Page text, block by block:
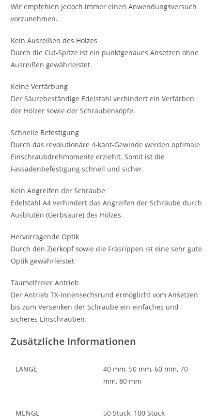
Wir empfehlen jedoch immer einen Anwendungsversuch
vorzunehmen.
Kein Ausreißen des Holzes
Durch die Cut-Spitze ist ein punktgenaues Ansetzen ohne
Ausreißen gewährleistet.
Keine Verfärbung
Der Säurebeständige Edelstahl verhindert ein Verfärben
der Hölzer sowie der Schraubenköpfe.
Schnelle Befestigung
Durch das revolutionäre 4-kant-Gewinde werden optimale
Einschraubdrehmomente erziehlt. Somit ist die
Fassadenbefestigung schnell und sicher.
Kein Angreifen der Schraube
Edelstahl A4 verhindert das Angreifen der Schraube durch
Ausbluten (Gerbsäure) des Holzes.
Hervorragende Optik
Durch den Zierkopf sowie die Fräsrippen ist eine sehr gute
Optik gewährleistet
Taumelfreier Antrieb
Der Antrieb TX-Innensechsrund ermöglicht vom Ansetzen
bis zum Versenken der Schraube ein einfaches und
sicheres Einschrauben.
Zusätzliche Informationen
LÄNGE
40 mm, 50 mm, 60 mm, 70
mm, 80 mm
MENGE 50 Stück, 100 Stück